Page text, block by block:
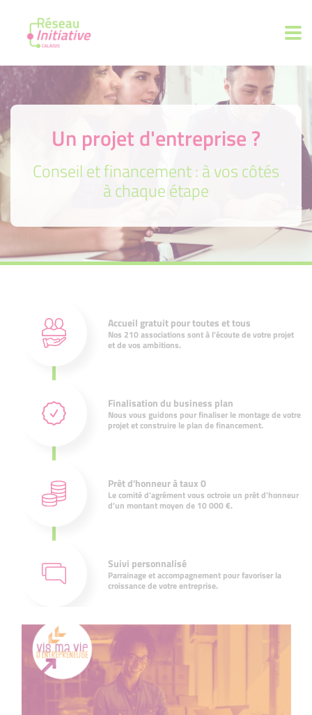
Un projet d'entreprise ?
Conseil et financement : à vos côtés
à chaque étape
Accueil gratuit pour toutes et tous
Nos 210 associations sont à l'écoute de votre projet
et de vos ambitions.
Finalisation du business plan
Nous vous guidons pour finaliser le montage de votre
projet et construire le plan de financement.
Prêt d'honneur à taux 0
Le comité d'agrément vous octroie un prêt d'honneur
d'un montant moyen de 10 000 €.
Suivi personnalisé
Parrainage et accompagnement pour favoriser la
croissance de votre entreprise.